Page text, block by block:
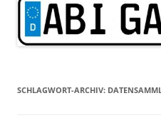
SCHLAGWORT-ARCHIV: